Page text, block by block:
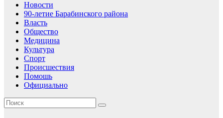
Новости
90-летие Барабинского района
Власть
Общество
Медицина
Культура
Спорт
Происшествия
Помошь
Официально